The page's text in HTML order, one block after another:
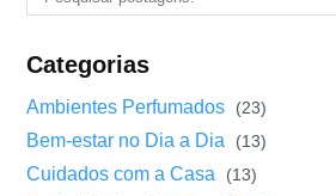
Categorias
Ambientes Perfumados (23)
Bem-estar no Dia a Dia (13)
Cuidados com a Casa (13)